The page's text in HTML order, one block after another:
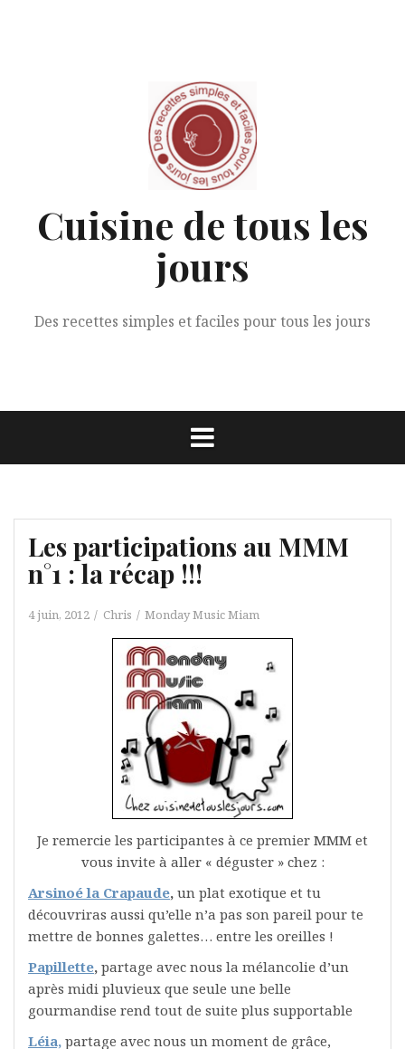
Cuisine de tous les
jours
Des recettes simples et faciles pour tous les jours
Les participations au MMM
n°1 : la récap !!!
4 juin, 2012 Chris Monday Music Miam
Je remercie les participantes à ce premier MMM et
vous invite à aller « déguster » chez :
Arsinoé la Crapaude, un plat exotique et tu
découvriras aussi qu’elle n’a pas son pareil pour te
mettre de bonnes galettes… entre les oreilles !
Papillette, partage avec nous la mélancolie d’un
après midi pluvieux que seule une belle
gourmandise rend tout de suite plus supportable
Léia, partage avec nous un moment de grâce,